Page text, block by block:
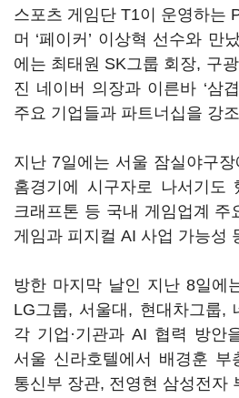
스포츠 게임단 T1이 운영하는
머 ‘페이커’ 이상혁 선수와 만
에는 최태원 SK그룹 회장, 구
진 네이버 의장과 이른바 ‘삼
주요 기업들과 파트너십을 강
지난 7일에는 서울 잠실야구
홈경기에 시구자로 나서기도
크래프톤 등 국내 게임업계 주
게임과 피지컬 AI 사업 가능성
방한 마지막 날인 지난 8일에
LG그룹, 서울대, 현대차그룹,
각 기업·기관과 AI 협력 방안
서울 신라호텔에서 배경훈 부
통신부 장관, 전영현 삼성전자